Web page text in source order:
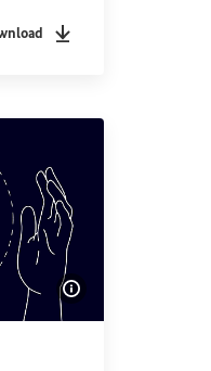
pdfSachstandsdatum